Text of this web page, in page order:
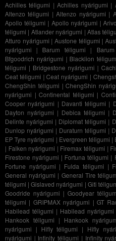
Achilles téligumi |Achilles nyárigumi |
Altenzo téligumi |Altenzo nyárigumi |
Apollo téligumi | Apollo nyárigumi |
téligumi | Atlander nyárigumi | Atlas
Atturo nyárigumi |Austone téligumi |
nyárigumi | Barum téligumi |
Bfgoodrich nyárigumi | Blacklion
téligumi | Bridgestone nyárigumi |
Ceat téligumi |Ceat nyárigumi |
ChengShin téligumi |ChengShin
nyárigumi | Continental téligumi |
Cooper nyárigumi | Davanti téligumi |
Dayton nyárigumi | Debica téligumi |
Delinte nyárigumi | Diplomat téligumi |
Dunlop nyárigumi | Duraturn téligumi |
EP Tyre nyárigumi | Evergreen téligumi |
| Falken nyárigumi | Firemax téligumi |
Firestone nyárigumi | Fortuna téligumi |
Fortune nyárigumi | Fulda téligumi |
General nyárigumi | General Tire
téligumi |Gislaved nyárigumi | Giti
Goodride nyárigumi | Goodyear
téligumi | GRIPMAX nyárigumi |GT
Habilead téligumi | Habilead nyárigumi
Hankook téligumi | Hankook
nyárigumi | Hifly téligumi | Hifly
nyárigumi | Infinity téligumi | Infinity